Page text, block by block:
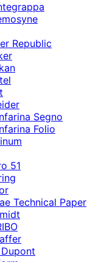
Republic
Segno
Folio
51
Technical Paper
Dupont